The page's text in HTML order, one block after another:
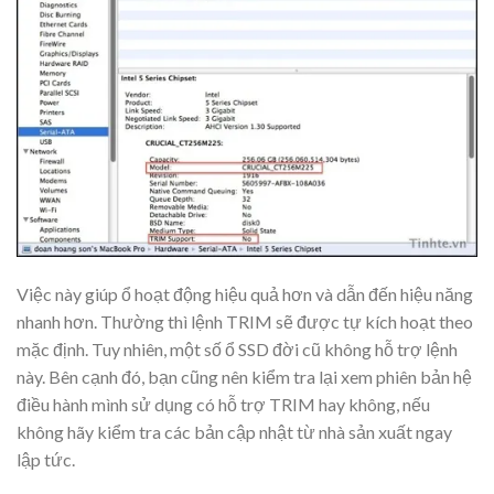
Việc này giúp ổ hoạt động hiệu quả hơn và dẫn đến hiệu năng
nhanh hơn. Thường thì lệnh TRIM sẽ được tự kích hoạt theo
mặc định. Tuy nhiên, một số ổ SSD đời cũ không hỗ trợ lệnh
này. Bên cạnh đó, bạn cũng nên kiểm tra lại xem phiên bản hệ
điều hành mình sử dụng có hỗ trợ TRIM hay không, nếu
không hãy kiểm tra các bản cập nhật từ nhà sản xuất ngay
lập tức.